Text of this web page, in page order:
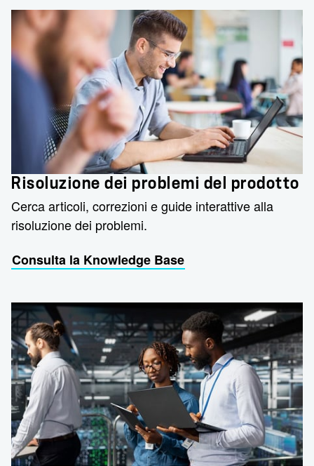
Risoluzione dei problemi del prodotto
Cerca articoli, correzioni e guide interattive alla
risoluzione dei problemi.
Consulta la Knowledge Base